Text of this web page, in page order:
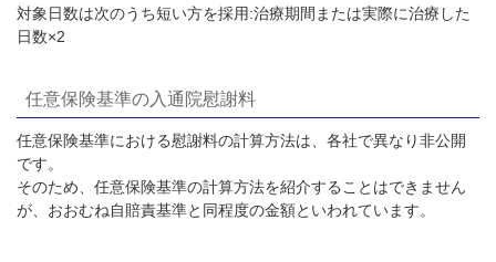
対象日数は次のうち短い方を採用:治療期間または実際に治療した
日数×2
任意保険基準の入通院慰謝料
任意保険基準における慰謝料の計算方法は、各社で異なり非公開
です。
そのため、任意保険基準の計算方法を紹介することはできません
が、おおむね自賠責基準と同程度の金額といわれています。